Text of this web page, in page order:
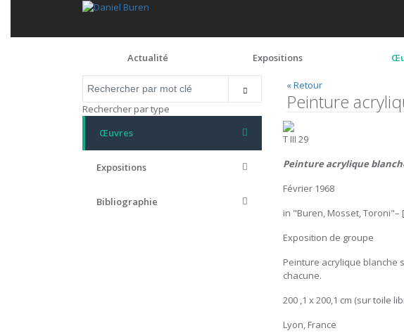
Actualité Expositions
Rechercher par type
Œuvres
Expositions
Bibliographie
« Retour
Peinture
T III 29
Peinture acrylique
Février 1968
in "Buren, Mosset,
Exposition de groupe
Peinture acrylique blanche
chacune.
200 ,1 x 200,1 cm (sur toile
Lyon, France